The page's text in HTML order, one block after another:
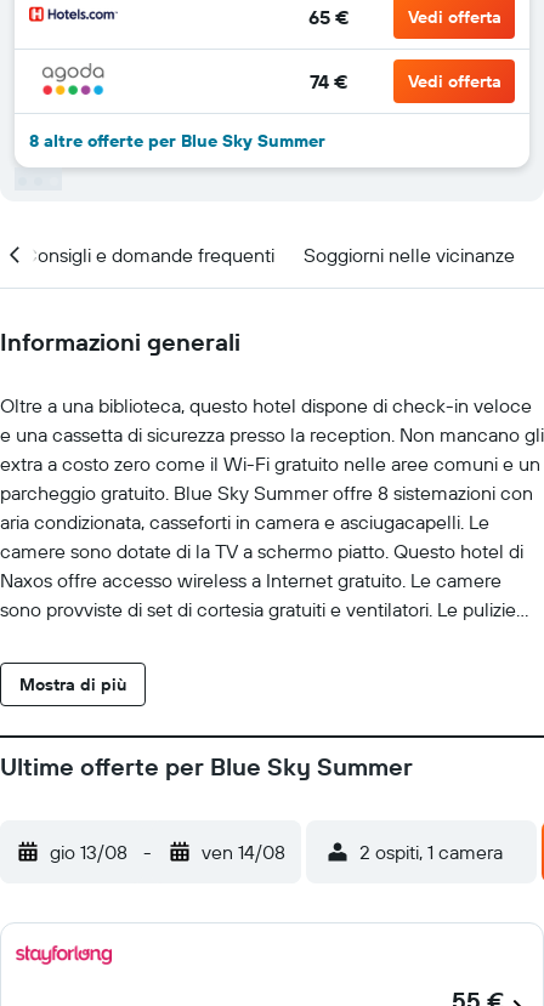
65 € Vedi offerta
74 € Vedi offerta
8 altre offerte per Blue Sky Summer
Consigli e domande frequenti Soggiorni nelle vicinanze
Informazioni generali
Oltre a una biblioteca, questo hotel dispone di check-in veloce
e una cassetta di sicurezza presso la reception. Non mancano gli
extra a costo zero come il Wi-Fi gratuito nelle aree comuni e un
parcheggio gratuito. Blue Sky Summer offre 8 sistemazioni con
aria condizionata, casseforti in camera e asciugacapelli. Le
camere sono dotate di la TV a schermo piatto. Questo hotel di
Naxos offre accesso wireless a Internet gratuito. Le camere
sono provviste di set di cortesia gratuiti e ventilatori. Le pulizie
seguito sono disponibili in loco o nelle vicinanze. È possibile che
siano a pagamento.
Mostra di più
Ultime offerte per Blue Sky Summer
gio 13/08 - ven 14/08 2 ospiti, 1 camera